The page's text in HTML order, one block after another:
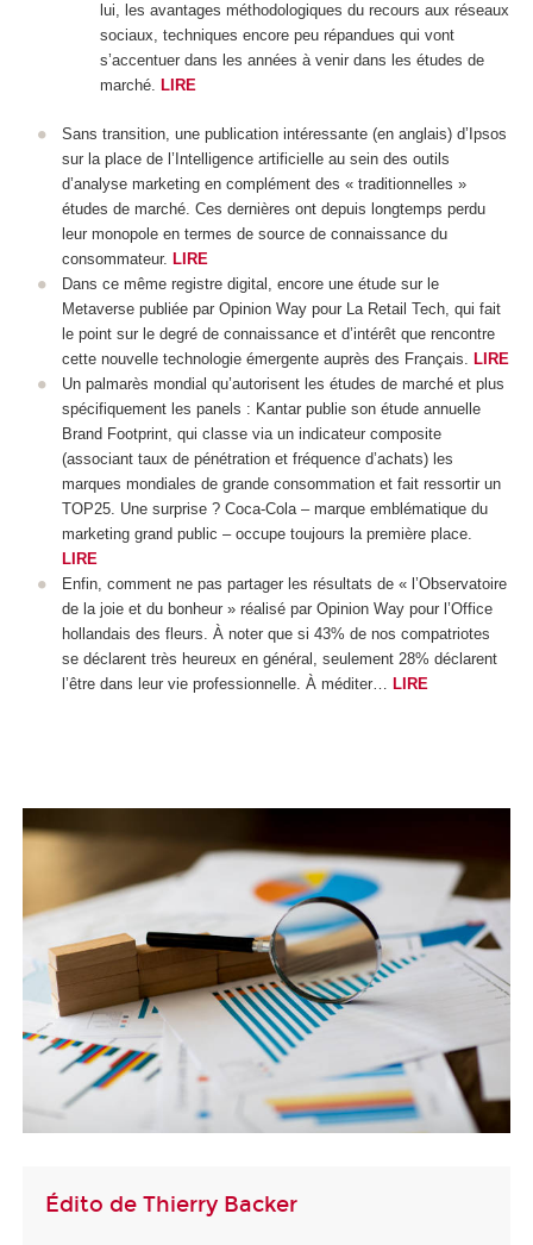
lui, les avantages méthodologiques du recours aux réseaux
sociaux, techniques encore peu répandues qui vont
s’accentuer dans les années à venir dans les études de
marché. LIRE
Sans transition, une publication intéressante (en anglais) d’Ipsos
sur la place de l’Intelligence artificielle au sein des outils
d’analyse marketing en complément des « traditionnelles »
études de marché. Ces dernières ont depuis longtemps perdu
leur monopole en termes de source de connaissance du
consommateur. LIRE
Dans ce même registre digital, encore une étude sur le
Metaverse publiée par Opinion Way pour La Retail Tech, qui fait
le point sur le degré de connaissance et d’intérêt que rencontre
cette nouvelle technologie émergente auprès des Français. LIRE
Un palmarès mondial qu’autorisent les études de marché et plus
spécifiquement les panels : Kantar publie son étude annuelle
Brand Footprint, qui classe via un indicateur composite
(associant taux de pénétration et fréquence d’achats) les
marques mondiales de grande consommation et fait ressortir un
TOP25. Une surprise ? Coca-Cola – marque emblématique du
marketing grand public – occupe toujours la première place.
LIRE
Enfin, comment ne pas partager les résultats de « l’Observatoire
de la joie et du bonheur » réalisé par Opinion Way pour l’Office
hollandais des fleurs. À noter que si 43% de nos compatriotes
se déclarent très heureux en général, seulement 28% déclarent
l’être dans leur vie professionnelle. À méditer… LIRE
Édito de Thierry Backer